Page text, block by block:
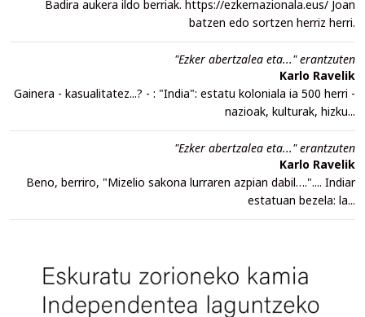
Badira aukera ildo berriak. https://ezkernazionala.eus/ Joan
batzen edo sortzen herriz herri.
"Ezker abertzalea eta..." erantzuten
Karlo Ravelik
Gainera - kasualitatez...? - : "India": estatu koloniala ia 500 herri -
nazioak, kulturak, hizku...
"Ezker abertzalea eta..." erantzuten
Karlo Ravelik
Beno, berriro, "Mizelio sakona lurraren azpian dabil….".... Indiar
estatuan bezela: la...